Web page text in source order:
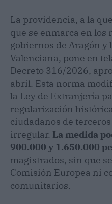
La providencia, a la
que se enmarca en los
gobiernos de Aragón y
Valenciana, pone en
Decreto 316/2026,
abril. Esta norma
la Ley de Extranjería
regularización
ciudadanos de
irregular. La medida
900.000 y 1.650.000
magistrados, sin que
Comisión Europea ni
comunitarios.